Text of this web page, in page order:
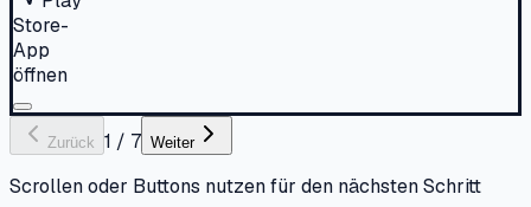
Store-
App
öffnen
Zurück 1 / 7 Weiter
Scrollen oder Buttons nutzen für den nächsten Schritt